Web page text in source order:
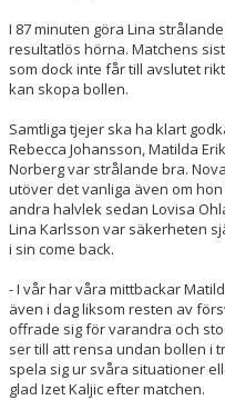
I 87 minuten göra Lina
resultatlös hörna. Matchens
som dock inte får till avslutet
kan skopa bollen.
Samtliga tjejer ska ha klart
Rebecca Johansson, Matilda
Norberg var strålande bra.
utöver det vanliga även om
andra halvlek sedan Lovisa
Lina Karlsson var säkerheten
i sin come back.
- I vår har våra mittbackar
även i dag liksom resten av
offrade sig för varandra och
ser till att rensa undan bollen i
spela sig ur svåra situationer
glad Izet Kaljic efter matchen.